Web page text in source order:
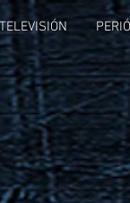
TELEVISIÓN